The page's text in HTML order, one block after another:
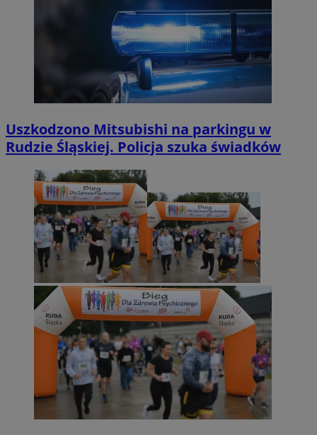
Uszkodzono Mitsubishi na parkingu w
Rudzie Śląskiej. Policja szuka świadków